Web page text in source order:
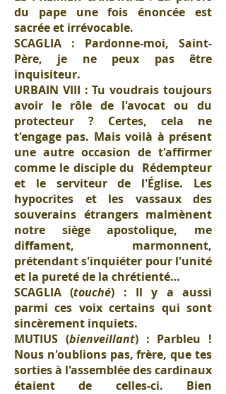
du pape une fois énoncée est
sacrée et irrévocable.
SCAGLIA : Pardonne-moi, Saint-
Père, je ne peux pas être
inquisiteur.
URBAIN VIII : Tu voudrais toujours
avoir le rôle de l'avocat ou du
protecteur ? Certes, cela ne
t'engage pas. Mais voilà à présent
une autre occasion de t'affirmer
comme le disciple du Rédempteur
et le serviteur de l'Église. Les
hypocrites et les vassaux des
souverains étrangers malmènent
notre siège apostolique, me
diffament, marmonnent,
prétendant s'inquiéter pour l'unité
et la pureté de la chrétienté…
SCAGLIA (touché) : Il y a aussi
parmi ces voix certains qui sont
sincèrement inquiets.
MUTIUS (bienveillant) : Parbleu !
Nous n'oublions pas, frère, que tes
sorties à l'assemblée des cardinaux
étaient de celles-ci. Bien